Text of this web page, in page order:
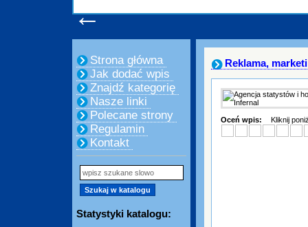
←
Strona główna
Jak dodać wpis
Znajdź kategorię
Nasze linki
Polecane strony
Regulamin
Kontakt
Statystyki katalogu:
Reklama,
Oceń wpis: Kliknij